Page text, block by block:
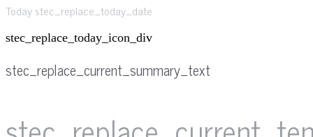
Today stec_replace_today_date
stec_replace_today_icon_div
stec_replace_current_summary_text